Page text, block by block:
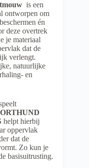
is een
ontworpen om
én
deze overtrek
je materiaal
dat de
verlengt.
natuurlijke
en
helpt hierbij
oppervlak
dat de
Zo kun je
basisuitrusting.